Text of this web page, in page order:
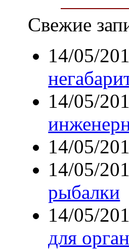
Свежие
14/05/
14/05/
14/05/
14/05/
рыбалки
14/05/
для